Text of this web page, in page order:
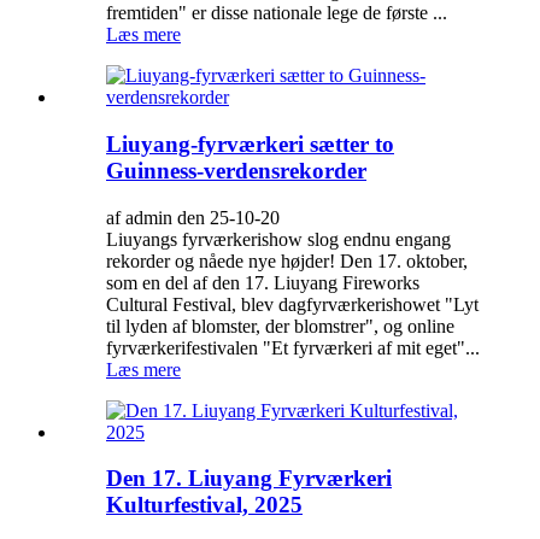
fremtiden" er disse nationale lege de første ...
Læs mere
Liuyang-fyrværkeri sætter to
Guinness-verdensrekorder
af admin den 25-10-20
Liuyangs fyrværkerishow slog endnu engang
rekorder og nåede nye højder! Den 17. oktober,
som en del af den 17. Liuyang Fireworks
Cultural Festival, blev dagfyrværkerishowet "Lyt
til lyden af ​​blomster, der blomstrer", og online
fyrværkerifestivalen "Et fyrværkeri af mit eget"...
Læs mere
Den 17. Liuyang Fyrværkeri
Kulturfestival, 2025